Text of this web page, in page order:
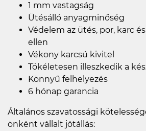
1 mm vastagság
Ütésálló anyagminőség
Védelem az ütés, por, karc
ellen
Vékony karcsú kivitel
Tökéletesen illeszkedik a
Könnyű felhelyezés
6 hónap garancia
Általános szavatossági
önként vállalt jótállás: